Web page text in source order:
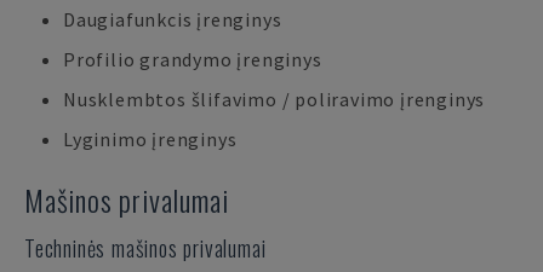
Daugiafunkcis įrenginys
Profilio grandymo įrenginys
Nusklembtos šlifavimo / poliravimo įrenginys
Lyginimo įrenginys
Mašinos privalumai
Techninės mašinos privalumai